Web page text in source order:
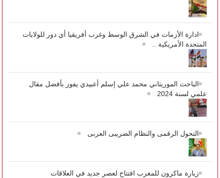
ادارة الأزمات في الشرق الوسط وغرب أفريقيا أي دور للولايات
المتحدة الأمريكية ..
الباحث الموريتاني محمد علي إسلم أعبيدي يفوز بأفضل مقال
علمي لسنة 2024
التحول الرقمى والنظام الضريبى العربى
زيارة ماكرون للمغرب افتتاح لعصر جديد في العلاقات